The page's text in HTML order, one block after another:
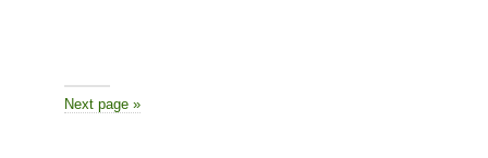
Next page »